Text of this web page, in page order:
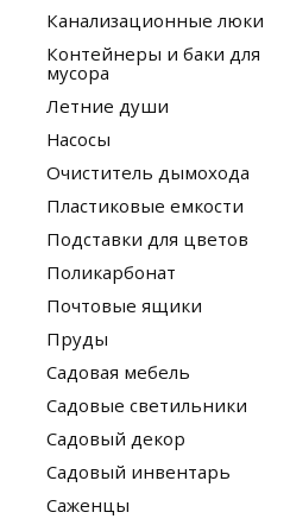
Канализационные люки
Контейнеры и баки для
мусора
Летние души
Насосы
Очиститель дымохода
Пластиковые емкости
Подставки для цветов
Поликарбонат
Почтовые ящики
Пруды
Садовая мебель
Садовые светильники
Садовый декор
Садовый инвентарь
Саженцы